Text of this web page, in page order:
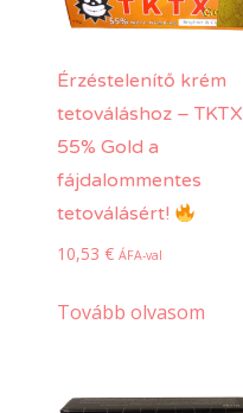
Érzéstelenítő krém
tetováláshoz – TKTX
55% Gold a
fájdalommentes
tetoválásért!
10,53 € ÁFA-val
Tovább olvasom